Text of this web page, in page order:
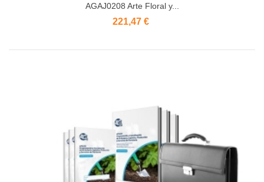
AGAJ0208 Arte Floral y...
221,47 €